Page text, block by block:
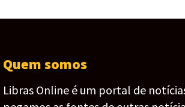
Quem somos
Libras Online é um portal de